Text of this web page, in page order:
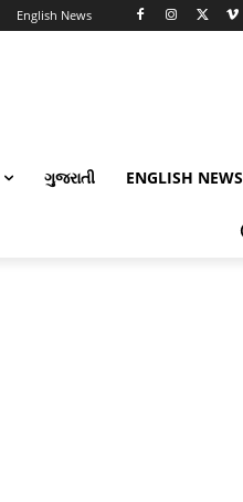
English News
ગુજરાતી ENGLISH NEWS